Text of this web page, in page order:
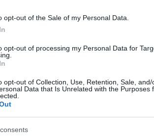
opt-out of the Sale of my Personal Data.
opt-out of processing my Personal Data for
opt-out of Collection, Use, Retention, Sale, and/
Data that Is Unrelated with the Purposes